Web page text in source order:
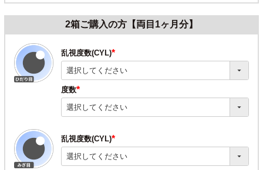
2箱ご購入の方【両目1ヶ月分】
乱視度数(CYL)
(必
須)
度数
(必
須)
乱視度数(CYL)
(必
須)